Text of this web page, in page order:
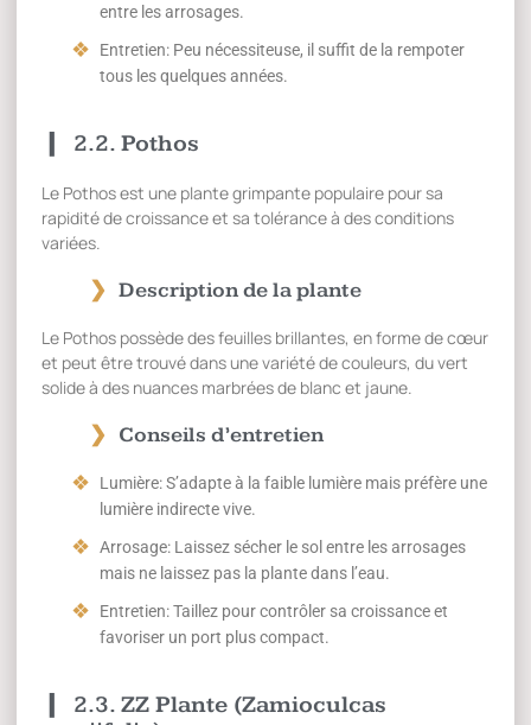
entre les arrosages.
Entretien: Peu nécessiteuse, il suffit de la rempoter
tous les quelques années.
2.2. Pothos
Le Pothos est une plante grimpante populaire pour sa
rapidité de croissance et sa tolérance à des conditions
variées.
Description de la plante
Le Pothos possède des feuilles brillantes, en forme de cœur
et peut être trouvé dans une variété de couleurs, du vert
solide à des nuances marbrées de blanc et jaune.
Conseils d’entretien
Lumière: S’adapte à la faible lumière mais préfère une
lumière indirecte vive.
Arrosage: Laissez sécher le sol entre les arrosages
mais ne laissez pas la plante dans l’eau.
Entretien: Taillez pour contrôler sa croissance et
favoriser un port plus compact.
2.3. ZZ Plante (Zamioculcas